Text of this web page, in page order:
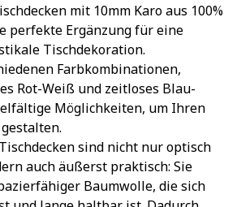
mit 10mm Karo aus 100%
perfekte Ergänzung für eine
Tischdekoration.
Farbkombinationen,
Rot-Weiß und zeitloses Blau-
Möglichkeiten, um Ihren
sind nicht nur optisch
auch äußerst praktisch: Sie
Baumwolle, die sich